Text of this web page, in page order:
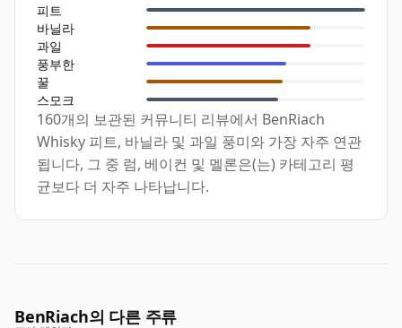
피트
바닐라
과일
풍부한
꿀
스모크
160개의 보관된 커뮤니티 리뷰에서 BenRiach
Whisky 피트, 바닐라 및 과일 풍미와 가장 자주 연관
됩니다, 그 중 럼, 베이컨 및 멜론은(는) 카테고리 평
균보다 더 자주 나타납니다.
BenRiach의 다른 주류